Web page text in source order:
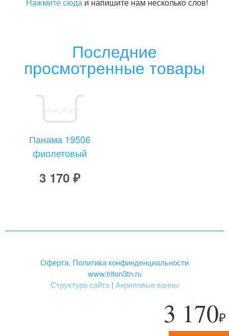
3 170₽
Последние
просмотренные товары
Панама 19506
фиолетовый
3 170 ₽
Оферта. Политика конфинденциальности
www.triton3tn.ru
Структура сайта| Акриловые ванны
«ТРИТОН», зарегистрированная торговая марка.